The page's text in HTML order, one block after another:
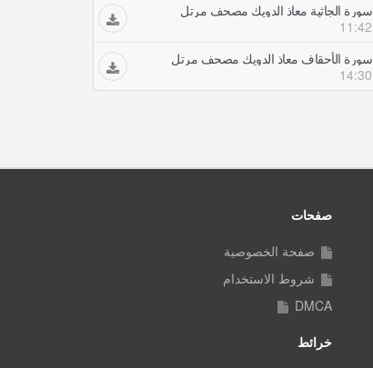
سورة الجاثية معاذ الدويك مصحف مرتل
11:42
سورة الأحقاف معاذ الدويك مصحف مرتل
14:30
صفحات
صفحة الخصوصية
شروط الاستخدام
DMCA
خرائط